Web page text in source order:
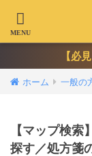
【必
ホーム 一般の
【マップ検
探す／処方箋